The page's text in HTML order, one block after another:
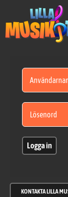
innehållet
Logga in
KONTAKTA LILLA